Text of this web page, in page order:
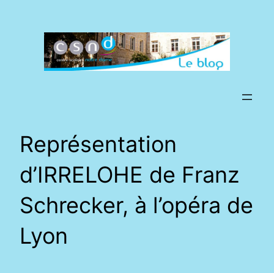
Représentation
d’IRRELOHE de Franz
Schrecker, à l’opéra de
Lyon